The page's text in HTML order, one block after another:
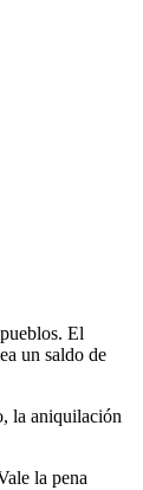
El
un saldo de
la aniquilación
la pena